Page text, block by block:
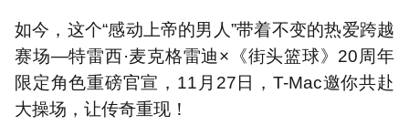
如今，这个“感动上帝的男人”带着不变的热爱跨越
赛场—特雷西·麦克格雷迪×《街头篮球》20周年
限定角色重磅官宣，11月27日，T-Mac邀你共赴
大操场，让传奇重现！